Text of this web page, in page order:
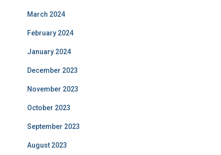
March 2024
February 2024
January 2024
December 2023
November 2023
October 2023
September 2023
August 2023